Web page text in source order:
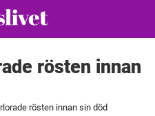
rösten innan
rösten innan sin död